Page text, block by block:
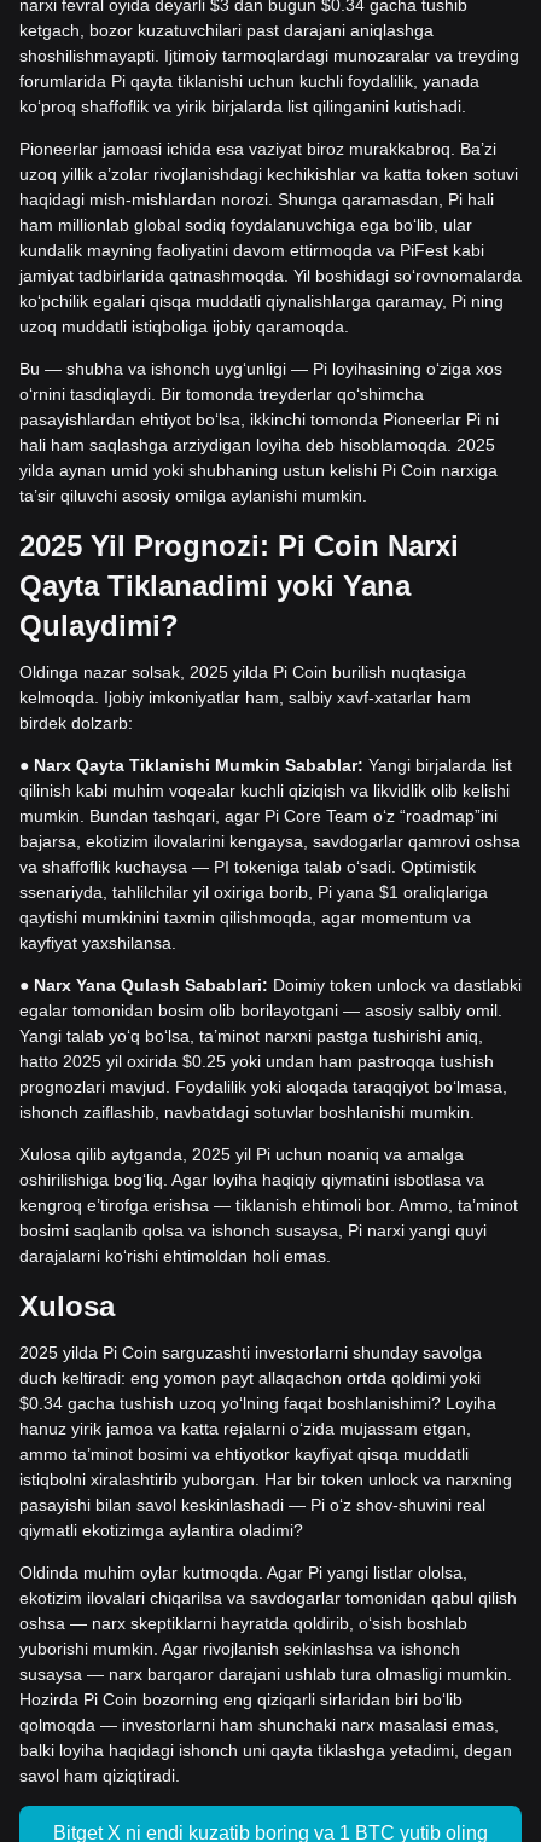
narxi fevral oyida deyarli $3 dan bugun $0.34 gacha tushib
ketgach, bozor kuzatuvchilari past darajani aniqlashga
shoshilishmayapti. Ijtimoiy tarmoqlardagi munozaralar va treyding
forumlarida Pi qayta tiklanishi uchun kuchli foydalilik, yanada
ko‘proq shaffoflik va yirik birjalarda list qilinganini kutishadi.
Pioneerlar jamoasi ichida esa vaziyat biroz murakkabroq. Ba’zi
uzoq yillik a’zolar rivojlanishdagi kechikishlar va katta token sotuvi
haqidagi mish-mishlardan norozi. Shunga qaramasdan, Pi hali
ham millionlab global sodiq foydalanuvchiga ega bo‘lib, ular
kundalik mayning faoliyatini davom ettirmoqda va PiFest kabi
jamiyat tadbirlarida qatnashmoqda. Yil boshidagi so‘rovnomalarda
ko‘pchilik egalari qisqa muddatli qiynalishlarga qaramay, Pi ning
uzoq muddatli istiqboliga ijobiy qaramoqda.
Bu — shubha va ishonch uyg‘unligi — Pi loyihasining o‘ziga xos
o‘rnini tasdiqlaydi. Bir tomonda treyderlar qo‘shimcha
pasayishlardan ehtiyot bo‘lsa, ikkinchi tomonda Pioneerlar Pi ni
hali ham saqlashga arziydigan loyiha deb hisoblamoqda. 2025
yilda aynan umid yoki shubhaning ustun kelishi Pi Coin narxiga
ta’sir qiluvchi asosiy omilga aylanishi mumkin.
2025 Yil Prognozi: Pi Coin Narxi
Qayta Tiklanadimi yoki Yana
Qulaydimi?
Oldinga nazar solsak, 2025 yilda Pi Coin burilish nuqtasiga
kelmoqda. Ijobiy imkoniyatlar ham, salbiy xavf-xatarlar ham
birdek dolzarb:
● Narx Qayta Tiklanishi Mumkin Sabablar: Yangi birjalarda list
qilinish kabi muhim voqealar kuchli qiziqish va likvidlik olib kelishi
mumkin. Bundan tashqari, agar Pi Core Team o‘z “roadmap”ini
bajarsa, ekotizim ilovalarini kengaysa, savdogarlar qamrovi oshsa
va shaffoflik kuchaysa — PI tokeniga talab o‘sadi. Optimistik
ssenariyda, tahlilchilar yil oxiriga borib, Pi yana $1 oraliqlariga
qaytishi mumkinini taxmin qilishmoqda, agar momentum va
kayfiyat yaxshilansa.
● Narx Yana Qulash Sabablari: Doimiy token unlock va dastlabki
egalar tomonidan bosim olib borilayotgani — asosiy salbiy omil.
Yangi talab yo‘q bo‘lsa, ta’minot narxni pastga tushirishi aniq,
hatto 2025 yil oxirida $0.25 yoki undan ham pastroqqa tushish
prognozlari mavjud. Foydalilik yoki aloqada taraqqiyot bo‘lmasa,
ishonch zaiflashib, navbatdagi sotuvlar boshlanishi mumkin.
Xulosa qilib aytganda, 2025 yil Pi uchun noaniq va amalga
oshirilishiga bog‘liq. Agar loyiha haqiqiy qiymatini isbotlasa va
kengroq e’tirofga erishsa — tiklanish ehtimoli bor. Ammo, ta’minot
bosimi saqlanib qolsa va ishonch susaysa, Pi narxi yangi quyi
darajalarni ko‘rishi ehtimoldan holi emas.
Xulosa
2025 yilda Pi Coin sarguzashti investorlarni shunday savolga
duch keltiradi: eng yomon payt allaqachon ortda qoldimi yoki
$0.34 gacha tushish uzoq yo‘lning faqat boshlanishimi? Loyiha
hanuz yirik jamoa va katta rejalarni o‘zida mujassam etgan,
ammo ta’minot bosimi va ehtiyotkor kayfiyat qisqa muddatli
istiqbolni xiralashtirib yuborgan. Har bir token unlock va narxning
pasayishi bilan savol keskinlashadi — Pi o‘z shov-shuvini real
qiymatli ekotizimga aylantira oladimi?
Oldinda muhim oylar kutmoqda. Agar Pi yangi listlar ololsa,
ekotizim ilovalari chiqarilsa va savdogarlar tomonidan qabul qilish
oshsa — narx skeptiklarni hayratda qoldirib, o‘sish boshlab
yuborishi mumkin. Agar rivojlanish sekinlashsa va ishonch
susaysa — narx barqaror darajani ushlab tura olmasligi mumkin.
Hozirda Pi Coin bozorning eng qiziqarli sirlaridan biri bo‘lib
qolmoqda — investorlarni ham shunchaki narx masalasi emas,
balki loyiha haqidagi ishonch uni qayta tiklashga yetadimi, degan
savol ham qiziqtiradi.
Bitget X ni endi kuzatib boring va 1 BTC yutib oling